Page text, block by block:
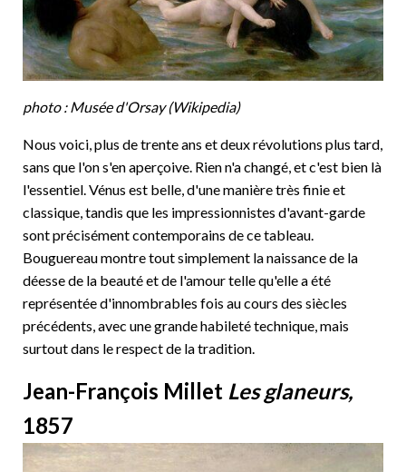
photo : Musée d'Orsay (Wikipedia)
Nous voici, plus de trente ans et deux révolutions plus tard,
sans que l'on s'en aperçoive. Rien n'a changé, et c'est bien là
l'essentiel. Vénus est belle, d'une manière très finie et
classique, tandis que les impressionnistes d'avant-garde
sont précisément contemporains de ce tableau.
Bouguereau montre tout simplement la naissance de la
déesse de la beauté et de l'amour telle qu'elle a été
représentée d'innombrables fois au cours des siècles
précédents, avec une grande habileté technique, mais
surtout dans le respect de la tradition.
Jean-François Millet Les glaneurs,
1857